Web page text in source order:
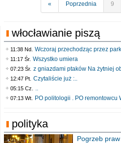
« Poprzednia 9
włocławianie piszą
11:38 Nd. Wczoraj przechodząc przez
11:17 Śr. Wszystko umiera
07:23 Śr. z gniazdami ptaków Na żytniej
12:47 Pt. Czytaliście już :..
05:15 Cz. ..
07:13 Wt. PO politologii . PO remontowcu
polityka
Pogrzeb